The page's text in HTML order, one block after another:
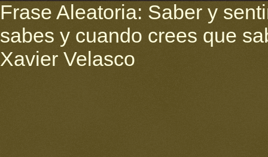
Frase Aleatoria: Saber y
sabes y cuando crees que
Xavier Velasco